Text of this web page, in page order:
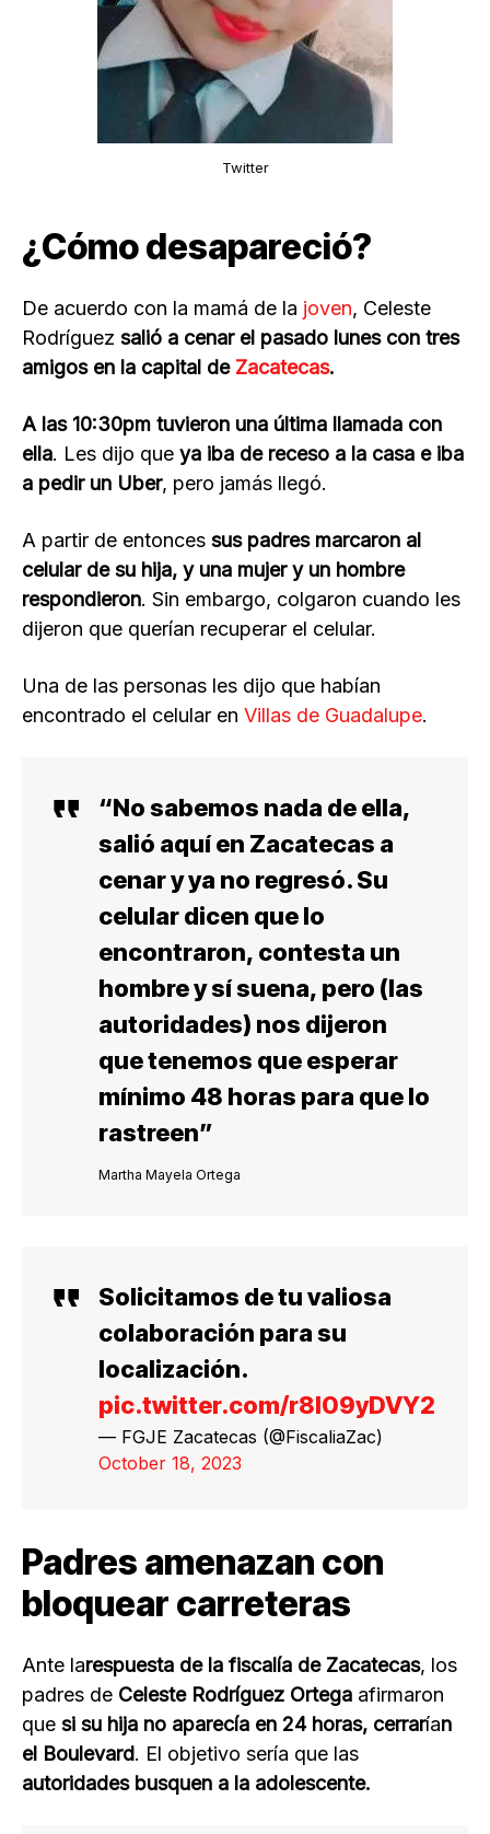
Twitter
¿Cómo desapareció?
De acuerdo con la mamá de la joven, Celeste
Rodríguez salió a cenar el pasado lunes con tres
amigos en la capital de Zacatecas.
A las 10:30pm tuvieron una última llamada con
ella. Les dijo que ya iba de receso a la casa e iba
a pedir un Uber, pero jamás llegó.
A partir de entonces sus padres marcaron al
celular de su hija, y una mujer y un hombre
respondieron. Sin embargo, colgaron cuando les
dijeron que querían recuperar el celular.
Una de las personas les dijo que habían
encontrado el celular en Villas de Guadalupe.
“No sabemos nada de ella,
salió aquí en Zacatecas a
cenar y ya no regresó. Su
celular dicen que lo
encontraron, contesta un
hombre y sí suena, pero (las
autoridades) nos dijeron
que tenemos que esperar
mínimo 48 horas para que lo
rastreen”
Martha Mayela Ortega
Solicitamos de tu valiosa
colaboración para su
localización.
pic.twitter.com/r8I09yDVY2
— FGJE Zacatecas (@FiscaliaZac)
October 18, 2023
Padres amenazan con
bloquear carreteras
Ante larespuesta de la fiscalía de Zacatecas, los
padres de Celeste Rodríguez Ortega afirmaron
que si su hija no aparecía en 24 horas, cerrarían
el Boulevard. El objetivo sería que las
autoridades busquen a la adolescente.